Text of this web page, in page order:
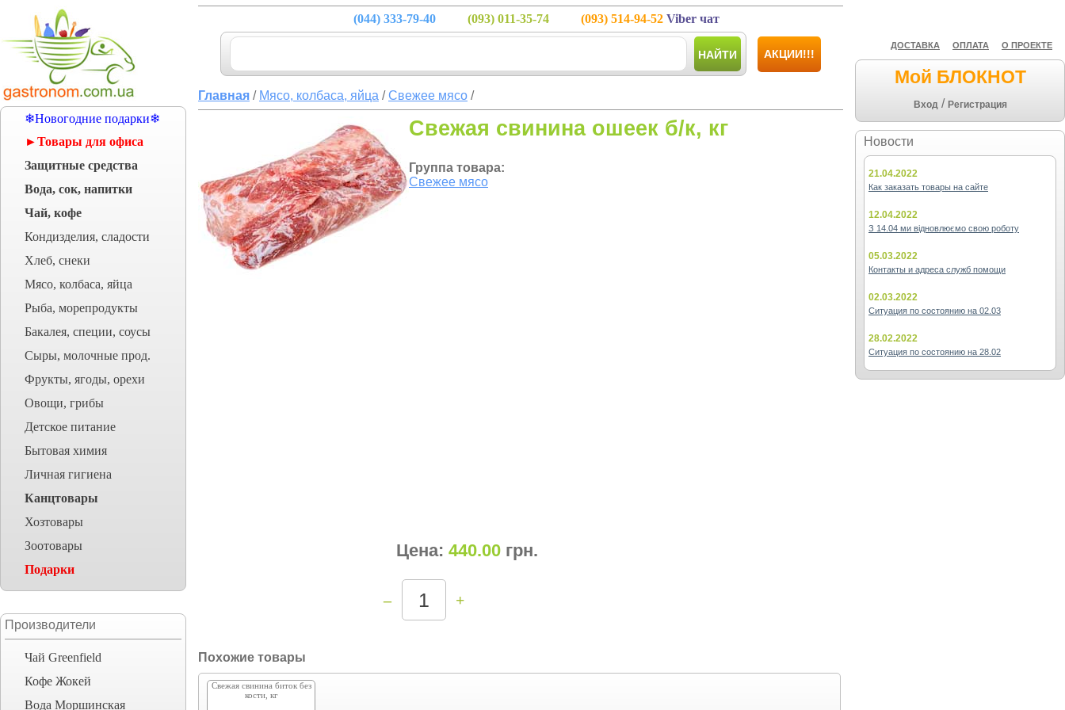
❄Новогодние подарки❄
►Товары для офиса
Защитные средства
Вода, сок, напитки
Чай, кофе
Кондизделия, сладости
Хлеб, снеки
Мясо, колбаса, яйца
Рыба, морепродукты
Бакалея, специи, соусы
Сыры, молочные прод.
Фрукты, ягоды, орехи
Овощи, грибы
Детское питание
Бытовая химия
Личная гигиена
Канцтовары
Хозтовары
Зоотовары
Подарки
Производители
Чай Greenfield
Кофе Жокей
Вода Моршинская
ДОСТАВКА ОПЛАТА О ПРОЕКТЕ
Мой БЛОКНОТ
Вход / Регистрация
Новости
21.04.2022
Как заказать товары на сайте
12.04.2022
З 14.04 ми відновлюємо свою роботу
05.03.2022
Контакты и адреса служб помощи
02.03.2022
Ситуация по состоянию на 02.03
28.02.2022
Ситуация по состоянию на 28.02
(044) 333-79-40 (093) 011-35-74 (093) 514-94-52 Viber чат
НАЙТИ АКЦИИ!!!
Главная / Мясо, колбаса, яйца /Свежее мясо /
Cвежая свинина ошеек б/к, кг
Группа товара:
Свежее мясо
Цена: 440.00 грн.
– +
Похожие товары
Cвежая свинина биток без
кости, кг